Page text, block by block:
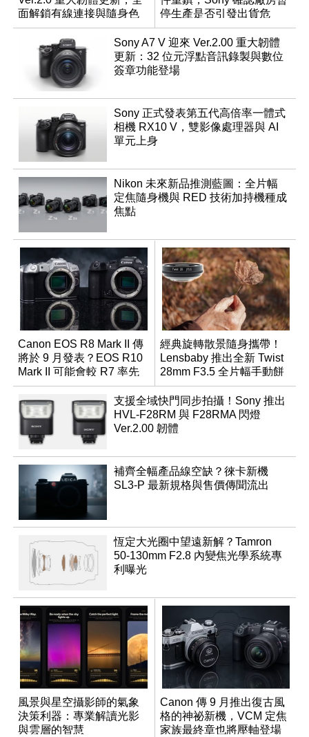
面解鎖有線連接與隨身色
調編輯
停生產是否引發出貨危
機？
Sony A7 V 迎來 Ver.2.00 重大韌體
更新：32 位元浮點音訊錄製與數位
簽章功能登場
Sony 正式發表第五代高倍率一體式
相機 RX10 V，雙影像處理器與 AI
單元上身
Nikon 未來新品推測藍圖：全片幅
定焦隨身機與 RED 技術加持機種成
焦點
Canon EOS R8 Mark II 傳
將於 9 月發表？EOS R10
Mark II 可能會較 R7 率先
推出
經典旋轉散景隨身攜帶！
Lensbaby 推出全新 Twist
28mm F3.5 全片幅手動餅
乾鏡
支援全域快門同步拍攝！Sony 推出
HVL-F28RM 與 F28RMA 閃燈
Ver.2.00 韌體
補齊全幅產品線空缺？徠卡新機
SL3-P 最新規格與售價傳聞流出
恆定大光圈中望遠新解？Tamron
50-130mm F2.8 內變焦光學系統專
利曝光
風景與星空攝影師的氣象
決策利器：專業解讀光影
與雲層的智慧
Canon 傳 9 月推出復古風
格的神祕新機，VCM 定焦
家族最終章也將壓軸登場